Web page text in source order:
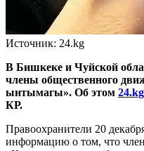
Источник: 24.kg
В Бишкеке и Чуйской
члены общественного
ынтымагы». Об этом 24.kg
КР.
Правоохранители 20
информацию о том, что